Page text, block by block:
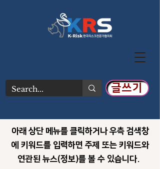
글쓰기
아래 상단 메뉴를 클릭하거나 우측 검색창
에 키워드를 입력하면 주제 또는 키워드와
연관된 뉴스(정보)를 볼 수 있습니다.